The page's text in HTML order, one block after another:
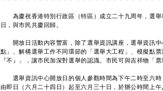
為慶祝香港特別行政區（特區）成立二十九周年，選舉
日，與市民共慶回歸。
開放日活動內容豐富，除了選舉資訊講座，選舉資訊中
點」、解構選舉工作不同環節的「選舉大工程」、模擬點
『不』」，讓市民加深對選舉的認識。市民可與吉祥物「
選舉資訊中心開放日的個人參觀時間為下午二時至六時
由即日（六月二十四日）起至六月三十日，於辦公時間上